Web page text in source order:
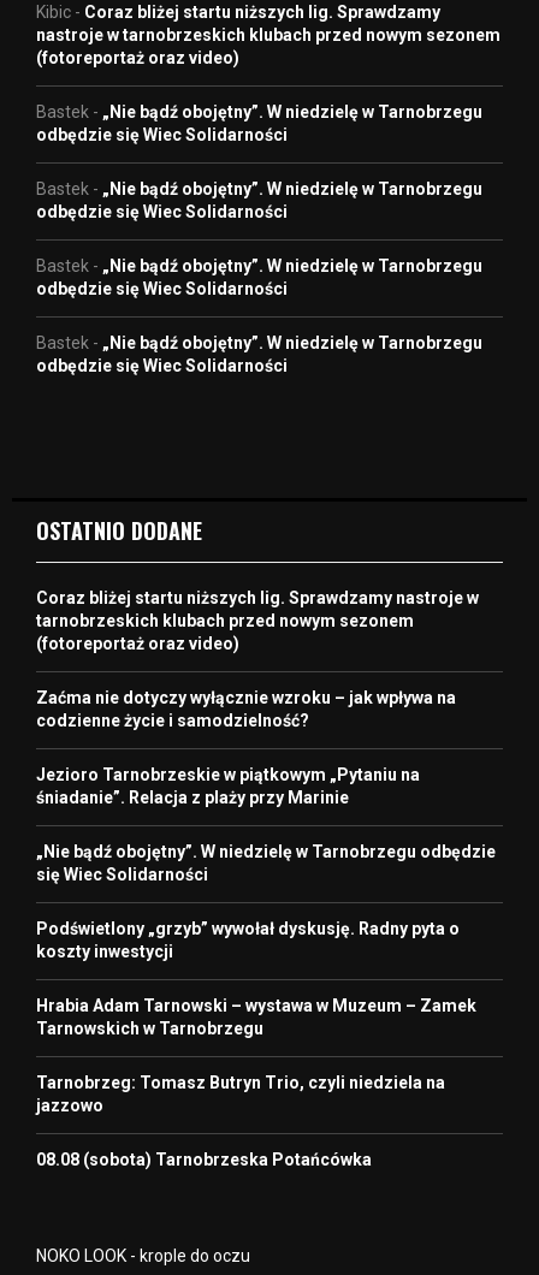
Kibic - Coraz bliżej startu niższych lig. Sprawdzamy
nastroje w tarnobrzeskich klubach przed nowym sezonem
(fotoreportaż oraz video)
Bastek - „Nie bądź obojętny”. W niedzielę w Tarnobrzegu
odbędzie się Wiec Solidarności
Bastek - „Nie bądź obojętny”. W niedzielę w Tarnobrzegu
odbędzie się Wiec Solidarności
Bastek - „Nie bądź obojętny”. W niedzielę w Tarnobrzegu
odbędzie się Wiec Solidarności
Bastek - „Nie bądź obojętny”. W niedzielę w Tarnobrzegu
odbędzie się Wiec Solidarności
OSTATNIO DODANE
Coraz bliżej startu niższych lig. Sprawdzamy nastroje w
tarnobrzeskich klubach przed nowym sezonem
(fotoreportaż oraz video)
Zaćma nie dotyczy wyłącznie wzroku – jak wpływa na
codzienne życie i samodzielność?
Jezioro Tarnobrzeskie w piątkowym „Pytaniu na
śniadanie”. Relacja z plaży przy Marinie
„Nie bądź obojętny”. W niedzielę w Tarnobrzegu odbędzie
się Wiec Solidarności
Podświetlony „grzyb” wywołał dyskusję. Radny pyta o
koszty inwestycji
Hrabia Adam Tarnowski – wystawa w Muzeum – Zamek
Tarnowskich w Tarnobrzegu
Tarnobrzeg: Tomasz Butryn Trio, czyli niedziela na
jazzowo
08.08 (sobota) Tarnobrzeska Potańcówka
NOKO LOOK - krople do oczu